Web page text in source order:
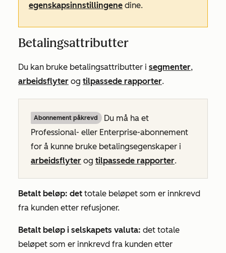
egenskapsinnstillingene dine.
Betalingsattributter
Du kan bruke betalingsattributter i segmenter,
arbeidsflyter og tilpassede rapporter.
Abonnement påkrevd
Du må ha et
Professional- eller Enterprise-abonnement
for å kunne bruke betalingsegenskaper i
arbeidsflyter og tilpassede rapporter.
Betalt beløp: det totale beløpet som er innkrevd
fra kunden etter refusjoner.
Betalt beløp i selskapets valuta: det totale
beløpet som er innkrevd fra kunden etter